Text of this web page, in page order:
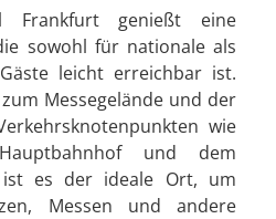
Frankfurt genießt eine
sowohl für nationale als
leicht erreichbar ist.
Messegelände und der
wie
und dem
ist es der ideale Ort, um
Messen und andere